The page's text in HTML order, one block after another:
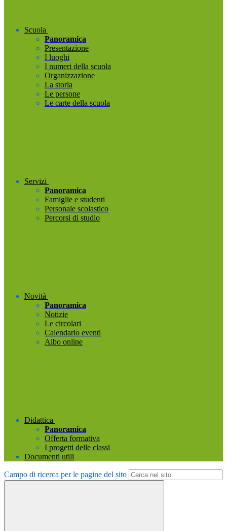
Scuola
Panoramica
Presentazione
I luoghi
I numeri della scuola
Organizzazione
La storia
Le persone
Le carte della scuola
Servizi
Panoramica
Famiglie e studenti
Personale scolastico
Percorsi di studio
Novità
Panoramica
Notizie
Le circolari
Calendario eventi
Albo online
Didattica
Panoramica
Offerta formativa
I progetti delle classi
Documenti utili
Campo di ricerca per le pagine del sito